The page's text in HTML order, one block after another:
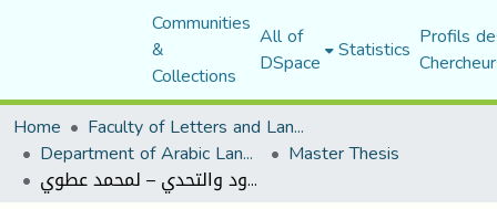
Communities
&
Collections
All of
DSpace Statistics Profils
Home
Faculty of Letters and Languages
Department of Arabic Language and Literature Master Thesis
أبعاد الإنتماء ودلالته في ديوان -يوميات الشرود والتحدي – لمحمد عطوي